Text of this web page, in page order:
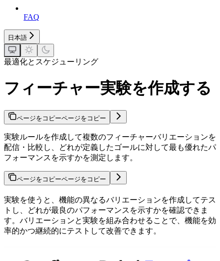
FAQ
日本語
最適化とスケジューリング
フィーチャー実験を作成する
ページをコピーページをコピー
実験ルールを作成して複数のフィーチャーバリエーションを
配信・比較し、どれが定義したゴールに対して最も優れたパ
フォーマンスを示すかを測定します。
ページをコピーページをコピー
実験を使うと、機能の異なるバリエーションを作成してテス
トし、どれが最良のパフォーマンスを示すかを確認できま
す。バリエーションと実験を組み合わせることで、機能を効
率的かつ継続的にテストして改善できます。